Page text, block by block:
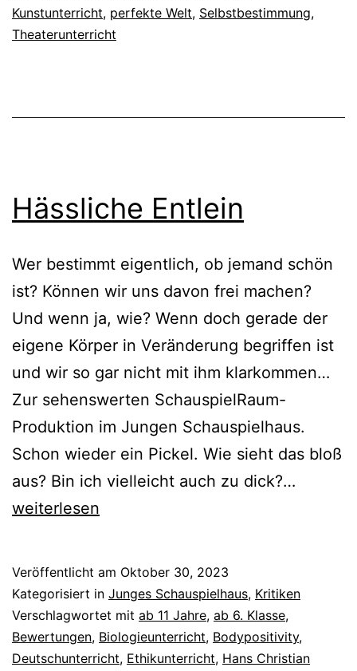
Kunstunterricht, perfekte Welt, Selbstbestimmung,
Theaterunterricht
Hässliche Entlein
Wer bestimmt eigentlich, ob jemand schön
ist? Können wir uns davon frei machen?
Und wenn ja, wie? Wenn doch gerade der
eigene Körper in Veränderung begriffen ist
und wir so gar nicht mit ihm klarkommen…
Zur sehenswerten SchauspielRaum-
Produktion im Jungen Schauspielhaus.
Schon wieder ein Pickel. Wie sieht das bloß
aus? Bin ich vielleicht auch zu dick?…
weiterlesen
Veröffentlicht am Oktober 30, 2023
Kategorisiert in Junges Schauspielhaus, Kritiken
Verschlagwortet mit ab 11 Jahre, ab 6. Klasse,
Bewertungen, Biologieunterricht, Bodypositivity,
Deutschunterricht, Ethikunterricht, Hans Christian